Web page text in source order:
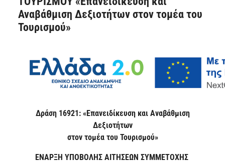
Αναβάθμιση Δεξιοτήτων στον τομέα του
Τουρισμού»
Δράση 16921: «Επανειδίκευση και Αναβάθμιση
Δεξιοτήτων
στον τομέα του Τουρισμού»
ΕΝΑΡΞΗ ΥΠΟΒΟΛΗΣ ΑΙΤΗΣΕΩΝ ΣΥΜΜΕΤΟΧΗΣ